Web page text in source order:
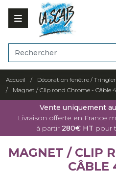
Accueil
Décoration fenêtre /
Magnet / Clip rond Chrome - Câble
Vente uniquement
Livraison offerte en France
à partir 280€ HT pour
MAGNET / CLIP
CÂBLE